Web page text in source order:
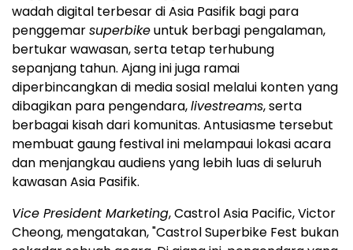
wadah digital terbesar di Asia Pasifik bagi para
penggemarsuperbikeuntuk berbagi pengalaman,
bertukar wawasan, serta tetap terhubung
sepanjang tahun. Ajang ini juga ramai
diperbincangkan di media sosial melalui konten yang
dibagikan para pengendara,livestreams, serta
berbagai kisah dari komunitas. Antusiasme tersebut
membuat gaung festival ini melampaui lokasi acara
dan menjangkau audiens yang lebih luas di seluruh
kawasan Asia Pasifik.
Vice President Marketing, Castrol Asia Pacific, Victor
Cheong, mengatakan, "Castrol Superbike Fest bukan